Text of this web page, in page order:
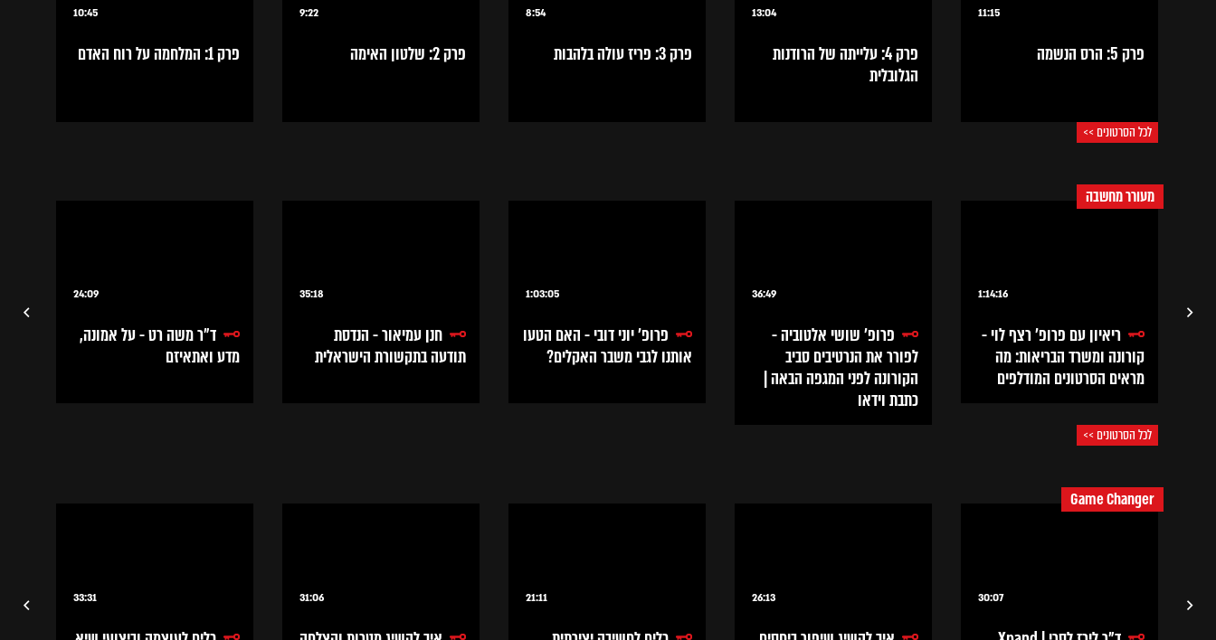
11:15
פרק 5: הרס הנשמה
13:04
פרק 4: עלייתה של הרודנות
הגלובלית
8:54
פרק 3: פריז עולה בלהבות
9:22
פרק 2: שלטון האימה
10:45
פרק 1: המלחמה על רוח האדם
לכל הסרטונים >>
מעורר מחשבה
1:14:16
ריאיון עם פרופ' רצף לוי -
קורונה ומשרד הבריאות: מה
מראים הסרטונים המודלפים
36:49
פרופ' שושי אלטוביה -
לפורר את הנרטיבים סביב
הקורונה לפני המגפה הבאה |
כתבת וידאו
1:03:05
פרופ' יוני דובי - האם הטעו
אותנו לגבי משבר האקלים?
35:18
חנן עמיאור - הנדסת
תודעה בתקשורת הישראלית
24:09
ד״ר משה רט - על אמונה,
מדע ואתאיזם
לכל הסרטונים >>
Game Changer
30:07
26:13
21:11
31:06
33:31